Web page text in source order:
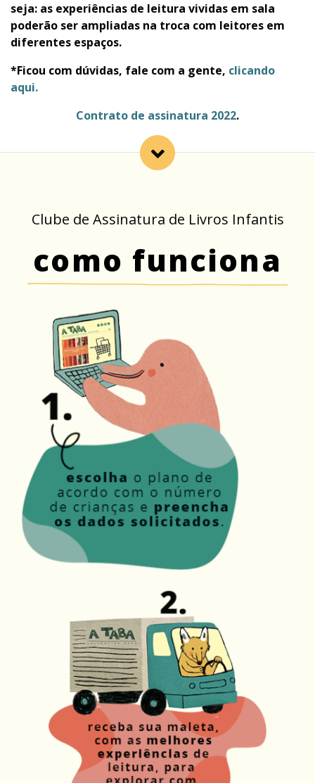
seja: as experiências de leitura vividas em sala
poderão ser ampliadas na troca com leitores em
diferentes espaços.
*Ficou com dúvidas, fale com a gente, clicando
aqui.
Contrato de assinatura 2022.
Clube de Assinatura de Livros Infantis
como funciona